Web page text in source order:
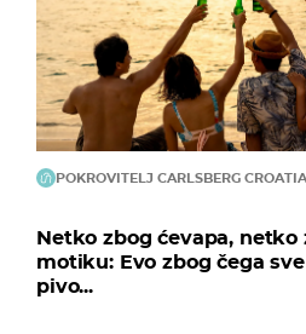
POKROVITELJ CARLSBERG CROATIA
Netko zbog ćevapa, netko
motiku: Evo zbog čega
pivo...